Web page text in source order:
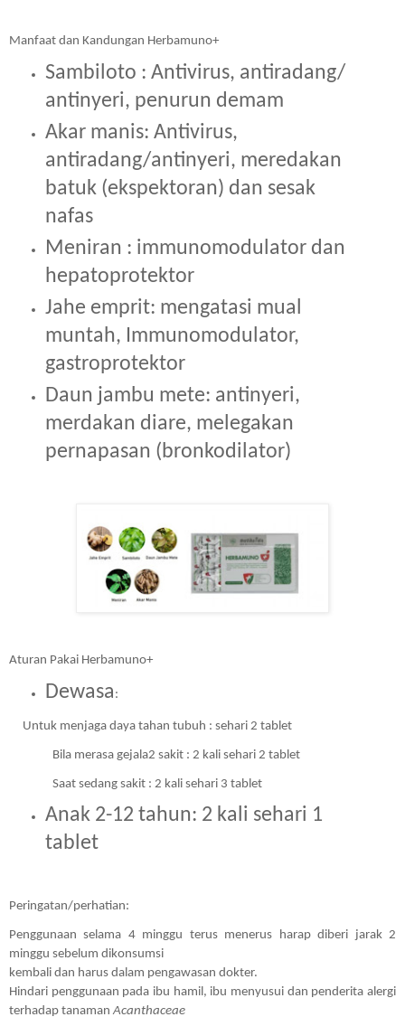
Manfaat dan Kandungan Herbamuno+
Sambiloto : Antivirus, antiradang/
antinyeri, penurun demam
Akar manis: Antivirus,
antiradang/antinyeri, meredakan
batuk (ekspektoran) dan sesak
nafas
Meniran : immunomodulator dan
hepatoprotektor
Jahe emprit: mengatasi mual
muntah, Immunomodulator,
gastroprotektor
Daun jambu mete: antinyeri,
merdakan diare, melegakan
pernapasan (bronkodilator)
Aturan Pakai Herbamuno+
Dewasa :
Untuk menjaga daya tahan tubuh : sehari 2 tablet
Bila merasa gejala2 sakit : 2 kali sehari 2 tablet
Saat sedang sakit : 2 kali sehari 3 tablet
Anak 2-12 tahun: 2 kali sehari 1
tablet
Peringatan/perhatian:
Penggunaan selama 4 minggu terus menerus harap diberi jarak 2
minggu sebelum dikonsumsi
kembali dan harus dalam pengawasan dokter.
Hindari penggunaan pada ibu hamil, ibu menyusui dan penderita alergi
terhadap tanaman Acanthaceae